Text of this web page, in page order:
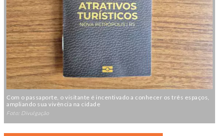
Com o passaporte, o visitante é incentivado a conhecer os três espaços,
ampliando sua vivência na cidade
Foto: Divulgação